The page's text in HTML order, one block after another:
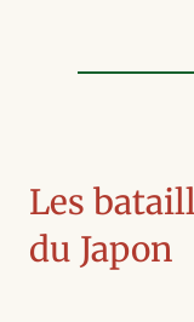
Les
du Japon